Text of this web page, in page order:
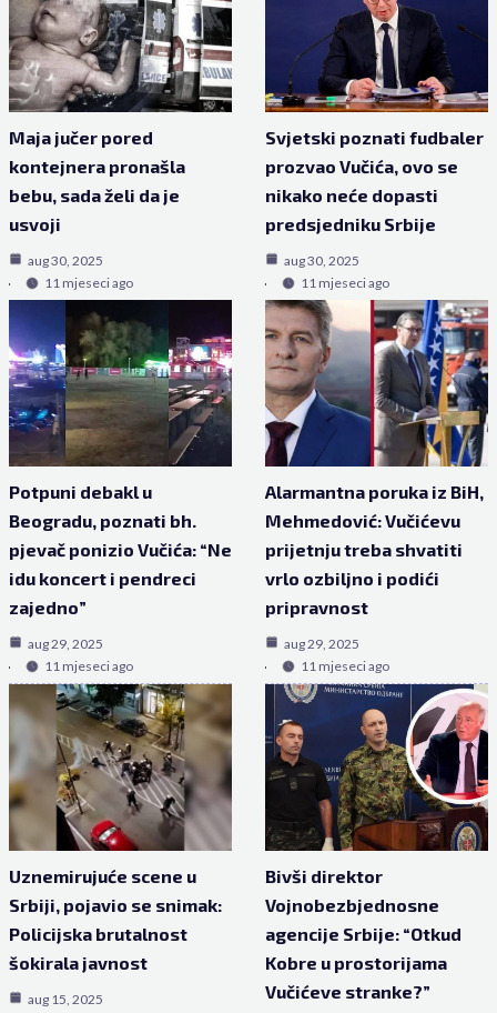
Maja jučer pored
kontejnera pronašla
bebu, sada želi da je
usvoji
aug 30, 2025
11 mjeseci ago
Svjetski poznati fudbaler
prozvao Vučića, ovo se
nikako neće dopasti
predsjedniku Srbije
aug 30, 2025
11 mjeseci ago
Potpuni debakl u
Beogradu, poznati bh.
pjevač ponizio Vučića: “Ne
idu koncert i pendreci
zajedno”
aug 29, 2025
11 mjeseci ago
Alarmantna poruka iz BiH,
Mehmedović: Vučićevu
prijetnju treba shvatiti
vrlo ozbiljno i podići
pripravnost
aug 29, 2025
11 mjeseci ago
Uznemirujuće scene u
Srbiji, pojavio se snimak:
Policijska brutalnost
šokirala javnost
aug 15, 2025
Bivši direktor
Vojnobezbjednosne
agencije Srbije: “Otkud
Kobre u prostorijama
Vučićeve stranke?”